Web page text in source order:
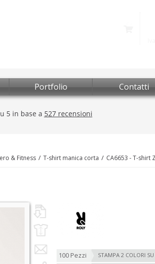
Portfolio Contatti
& Fitness T-shirt manica corta CA6653 - T-shirt
100 Pezzi STAMPA 2 COLORI